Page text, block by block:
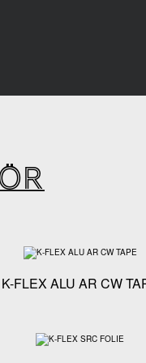
- K-FLEX SOLAR
K-FLEX ALU AR CW
- K-FLEX H EXTREME